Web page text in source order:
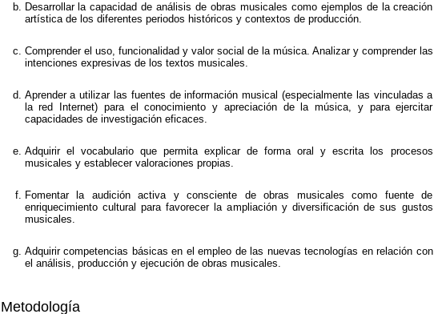
Desarrollar la capacidad de análisis de obras musicales como ejemplos de la creación
artística de los diferentes periodos históricos y contextos de producción.
Comprender el uso, funcionalidad y valor social de la música. Analizar y comprender las
intenciones expresivas de los textos musicales.
Aprender a utilizar las fuentes de información musical (especialmente las vinculadas a
la red Internet) para el conocimiento y apreciación de la música, y para ejercitar
capacidades de investigación eficaces.
Adquirir el vocabulario que permita explicar de forma oral y escrita los procesos
musicales y establecer valoraciones propias.
Fomentar la audición activa y consciente de obras musicales como fuente de
enriquecimiento cultural para favorecer la ampliación y diversificación de sus gustos
musicales.
Adquirir competencias básicas en el empleo de las nuevas tecnologías en relación con
el análisis, producción y ejecución de obras musicales.
Metodología